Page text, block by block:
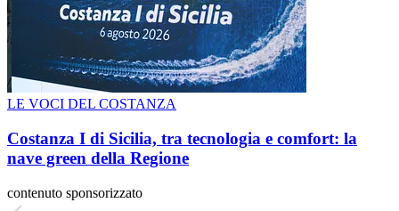
LE VOCI DEL COSTANZA
Costanza I di Sicilia, tra tecnologia e comfort: la
nave green della Regione
contenuto sponsorizzato